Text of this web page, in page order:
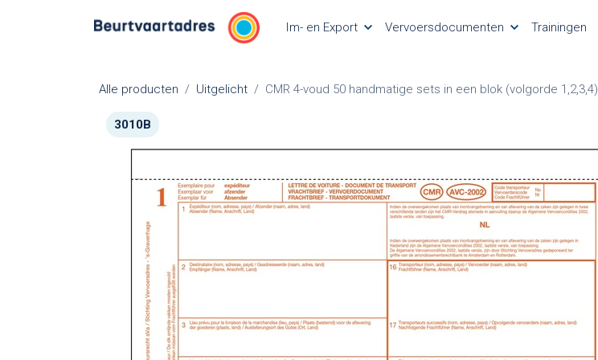
Im- en Export
Vervoersdocumenten Trainingen
Alle producten Uitgelicht CMR 4-voud 50 handmatige sets in een blok (volgorde 1,2,3,4)
3010B